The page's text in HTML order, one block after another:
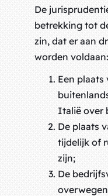
De
betrekking tot
zin, dat er aan
worden voldaan:
Een plaats
Italië over
De plaats
tijdelijk of
zijn;
De